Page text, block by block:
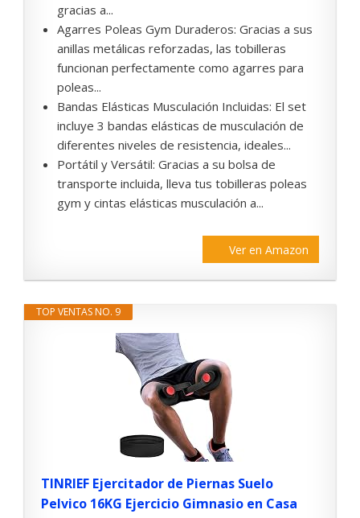
gracias a...
Agarres Poleas Gym Duraderos: Gracias a sus
anillas metálicas reforzadas, las tobilleras
funcionan perfectamente como agarres para
poleas...
Bandas Elásticas Musculación Incluidas: El set
incluye 3 bandas elásticas de musculación de
diferentes niveles de resistencia, ideales...
Portátil y Versátil: Gracias a su bolsa de
transporte incluida, lleva tus tobilleras poleas
gym y cintas elásticas musculación a...
Ver en Amazon
TOP VENTAS NO. 9
TINRIEF Ejercitador de Piernas Suelo
Pelvico 16KG Ejercicio Gimnasio en Casa